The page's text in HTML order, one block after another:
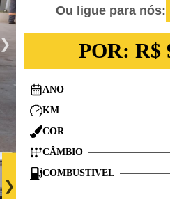
Ou ligue para nós:
POR:R$
ANO
KM
COR
CÂMBIO
COMBUSTIVEL